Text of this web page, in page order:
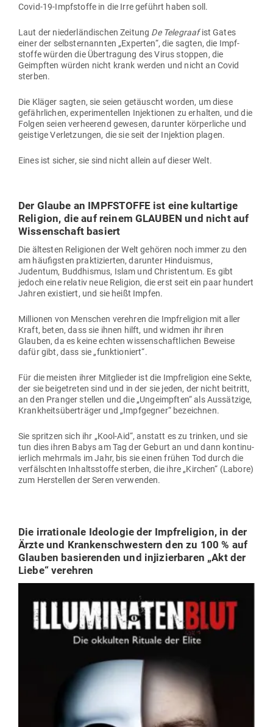
Covid-19-Impf­stoffe in die Irre geführt haben soll.
Laut der nie­der­län­di­schen Zeitung De Tele­graafist Gates
einer der selbst­er­nannten „Experten“, die sagten, die Impf­
stoffe würden die Über­tragung des Virus stoppen, die
Geimpften würden nicht krank werden und nicht an Covid
sterben.
Die Kläger sagten, sie seien getäuscht worden, um diese
gefähr­lichen, expe­ri­men­tellen Injek­tionen zu erhalten, und die
Folgen seien ver­heerend gewesen, dar­unter kör­per­liche und
geistige Ver­let­zungen, die sie seit der Injektion plagen.
Eines ist sicher, sie sind nicht allein auf dieser Welt.
Der Glaube an IMPF­STOFFE ist eine kult­artige
Religion, die auf reinem GLAUBEN und nicht auf
Wis­sen­schaft basiert
Die ältesten Reli­gionen der Welt gehören noch immer zu den
am häu­figsten prak­ti­zierten, dar­unter Hin­du­ismus,
Judentum, Bud­dhismus, Islam und Chris­tentum. Es gibt
jedoch eine relativ neue Religion, die erst seit ein paar hundert
Jahren exis­tiert, und sie heißt Impfen.
Mil­lionen von Men­schen ver­ehren die Impf­re­ligion mit aller
Kraft, beten, dass sie ihnen hilft, und widmen ihr ihren
Glauben, da es keine echten wis­sen­schaft­lichen Beweise
dafür gibt, dass sie „funk­tio­niert“.
Für die meisten ihrer Mit­glieder ist die Impf­re­ligion eine Sekte,
der sie bei­getreten sind und in der sie jeden, der nicht bei­tritt,
an den Pranger stellen und die „Unge­impften“ als Aus­sätzige,
Krank­heits­über­träger und „Impf­gegner“ bezeichnen.
Sie spritzen sich ihr „Kool-Aid“, anstatt es zu trinken, und sie
tun dies ihren Babys am Tag der Geburt an und dann kon­ti­nu­
ierlich mehrmals im Jahr, bis sie einen frühen Tod durch die
ver­fälschten Inhalts­stoffe sterben, die ihre „Kirchen“ (Labore)
zum Her­stellen der Seren verwenden.
Die irra­tionale Ideo­logie der Impf­re­ligion, in der
Ärzte und Kran­ken­schwestern den zu 100 % auf
Glauben basie­renden und inji­zier­baren „Akt der
Liebe“ verehren